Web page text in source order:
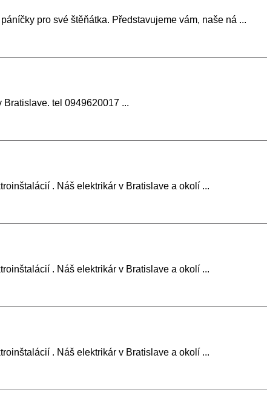
pro své štěňátka. Představujeme vám, naše ná ...
tel 0949620017 ...
. Náš elektrikár v Bratislave a okolí ...
. Náš elektrikár v Bratislave a okolí ...
. Náš elektrikár v Bratislave a okolí ...